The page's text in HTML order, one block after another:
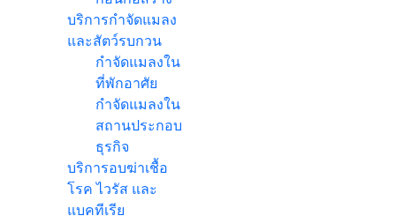
บริการกำจัดแมลง
และสัตว์รบกวน
กำจัดแมลงใน
ที่พักอาศัย
กำจัดแมลงใน
สถานประกอบ
ธุรกิจ
บริการอบฆ่าเชื้อ
โรค ไวรัส และ
แบคทีเรีย